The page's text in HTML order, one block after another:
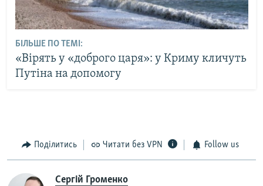
БІЛЬШЕ ПО ТЕМІ:
«Вірять у «доброго царя»: у Криму кличуть
Путіна на допомогу
Поділитись Читати без VPN Follow us
Сергій Громенко